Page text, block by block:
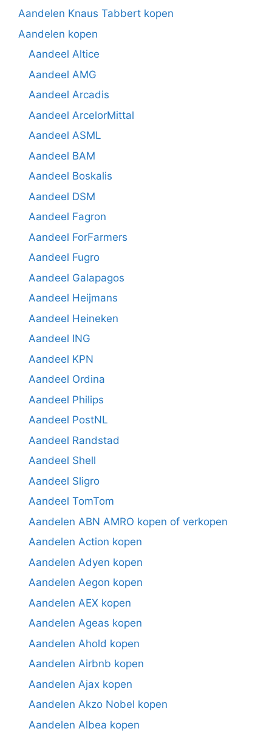
Aandelen Knaus Tabbert kopen
Aandelen kopen
Aandeel Altice
Aandeel AMG
Aandeel Arcadis
Aandeel ArcelorMittal
Aandeel ASML
Aandeel BAM
Aandeel Boskalis
Aandeel DSM
Aandeel Fagron
Aandeel ForFarmers
Aandeel Fugro
Aandeel Galapagos
Aandeel Heijmans
Aandeel Heineken
Aandeel ING
Aandeel KPN
Aandeel Ordina
Aandeel Philips
Aandeel PostNL
Aandeel Randstad
Aandeel Shell
Aandeel Sligro
Aandeel TomTom
Aandelen ABN AMRO kopen of verkopen
Aandelen Action kopen
Aandelen Adyen kopen
Aandelen Aegon kopen
Aandelen AEX kopen
Aandelen Ageas kopen
Aandelen Ahold kopen
Aandelen Airbnb kopen
Aandelen Ajax kopen
Aandelen Akzo Nobel kopen
Aandelen Albea kopen